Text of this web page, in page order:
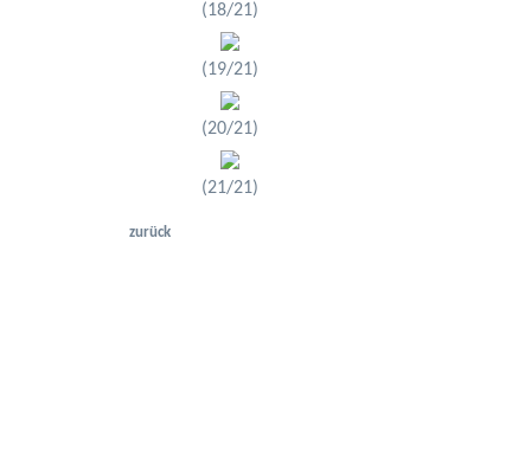
(18/21)
(19/21)
(20/21)
(21/21)
zurück